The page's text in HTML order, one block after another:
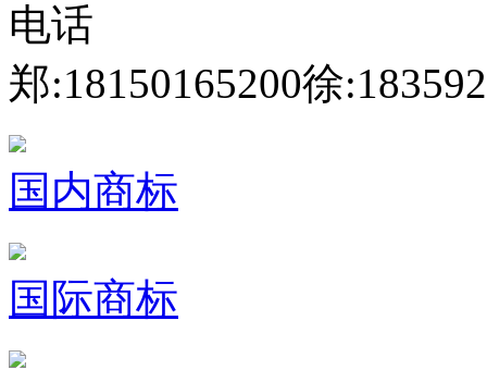
电话
郑:18150165200徐
国内商标
国际商标